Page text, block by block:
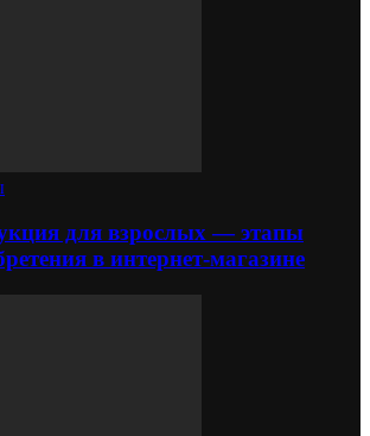
для взрослых — этапы
в интернет-магазине